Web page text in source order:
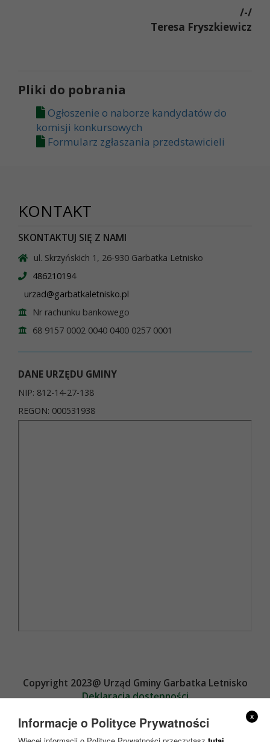
/-/
Teresa Fryszkiewicz
Pliki do pobrania
Ogłoszenie o naborze kandydatów do
komisji konkursowych
Formularz zgłaszania przedstawicieli
KONTAKT
SKONTAKTUJ SIĘ Z NAMI
ul. Skrzyńskich 1, 26-930 Garbatka Letnisko
486210194
urzad@garbatkaletnisko.pl
Nr rachunku bankowego
68 9157 0002 0040 0400 0257 0001
DANE URZĘDU GMINY
NIP: 812-14-27-138
REGON: 000531938
Copyright 2023@ Urząd Gminy Garbatka Letnisko
Deklaracja dostępności
x
Informacje o Polityce Prywatności